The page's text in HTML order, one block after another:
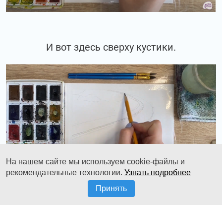
И вот здесь сверху кустики.
На нашем сайте мы используем cookie-файлы и
рекомендательные технологии. Узнать подробнее
Принять